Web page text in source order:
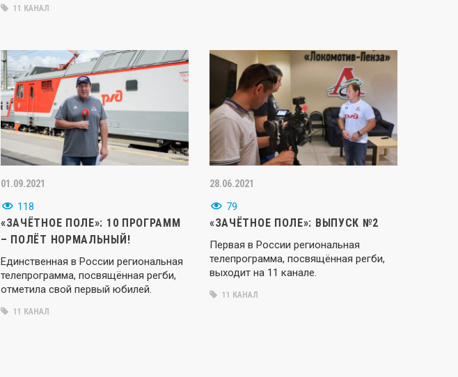
11 КАНАЛ
01.09.2021
118
«ЗАЧЁТНОЕ ПОЛЕ»: 10 ПРОГРАММ
– ПОЛЁТ НОРМАЛЬНЫЙ!
Единственная в России региональная
телепрограмма, посвящённая регби,
отметила свой первый юбилей.
11 КАНАЛ
28.06.2021
79
«ЗАЧЁТНОЕ ПОЛЕ»: ВЫПУСК №2
Первая в России региональная
телепрограмма, посвящённая регби,
выходит на 11 канале.
11 КАНАЛ